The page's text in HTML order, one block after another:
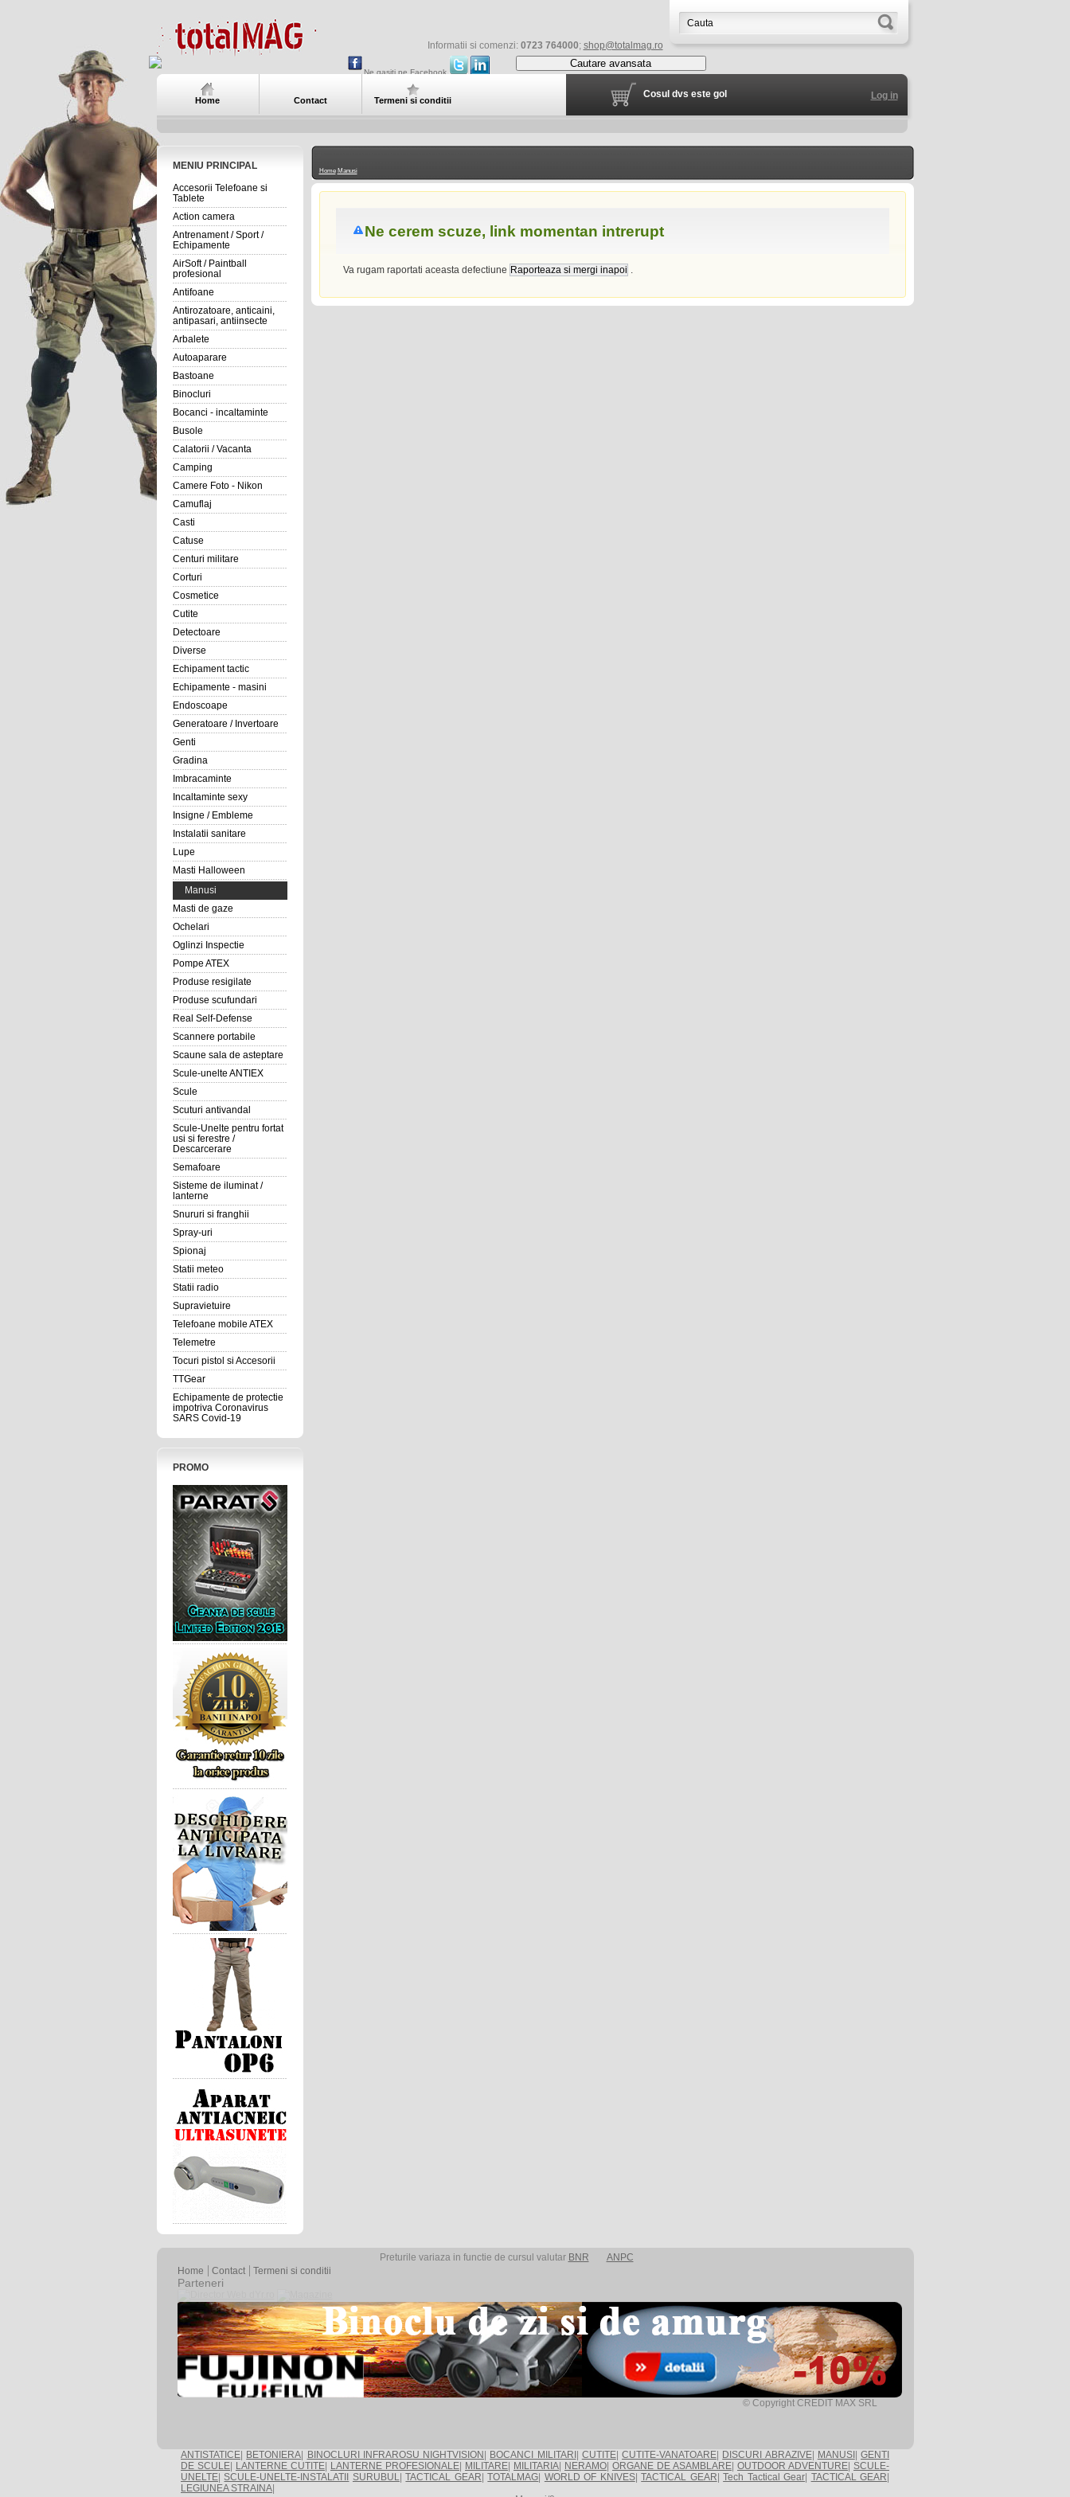
Informatii si comenzi: 0723 764000; shop@totalmag.ro
Ne gasiti pe Facebook
Cautare avansata
Home Contact Termeni si conditii Log in
Cosul dvs este gol
MENIU PRINCIPAL
Accesorii Telefoane si
Tablete
Action camera
Antrenament / Sport /
Echipamente
AirSoft / Paintball
profesional
Antifoane
Antirozatoare, anticaini,
antipasari, antiinsecte
Arbalete
Autoaparare
Bastoane
Binocluri
Bocanci - incaltaminte
Busole
Calatorii / Vacanta
Camping
Camere Foto - Nikon
Camuflaj
Casti
Catuse
Centuri militare
Corturi
Cosmetice
Cutite
Detectoare
Diverse
Echipament tactic
Echipamente - masini
Endoscoape
Generatoare / Invertoare
Genti
Gradina
Imbracaminte
Incaltaminte sexy
Insigne / Embleme
Instalatii sanitare
Lupe
Masti Halloween
Manusi
Masti de gaze
Ochelari
Oglinzi Inspectie
Pompe ATEX
Produse resigilate
Produse scufundari
Real Self-Defense
Scannere portabile
Scaune sala de asteptare
Scule-unelte ANTIEX
Scule
Scuturi antivandal
Scule-Unelte pentru fortat
usi si ferestre /
Descarcerare
Semafoare
Sisteme de iluminat /
lanterne
Snururi si franghii
Spray-uri
Spionaj
Statii meteo
Statii radio
Supravietuire
Telefoane mobile ATEX
Telemetre
Tocuri pistol si Accesorii
TTGear
Echipamente de protectie
impotriva Coronavirus
SARS Covid-19
PROMO
Home Manusi
Ne cerem scuze, link momentan intrerupt
Va rugam raportati aceasta defectiune .
Preturile variaza in functie de cursul valutar BNR
ANPC
Home
Contact Termeni si conditii
Parteneri
© Copyright CREDIT MAX SRL
ANTISTATICE BETONIERA BINOCLURI INFRAROSU NIGHTVISION BOCANCI MILITARI CUTITE| CUTITE-VANATOARE DISCURI ABRAZIVE| MANUSI
GENTI
DE SCULE
LANTERNE CUTITE LANTERNE PROFESIONALE MILITARE MILITARIA NERAMO ORGANE DE ASAMBLARE OUTDOOR ADVENTURE SCULE-
UNELTE SCULE-UNELTE-INSTALATII SURUBUL|TACTICAL GEAR |TOTALMAG WORLD OF KNIVES|TACTICAL GEAR |Tech Tactical Gear TACTICAL GEAR
LEGIUNEA STRAINA